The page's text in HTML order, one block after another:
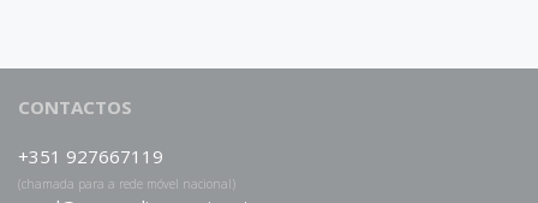
CONTACTOS
+351 927667119
(chamada para a rede móvel nacional)